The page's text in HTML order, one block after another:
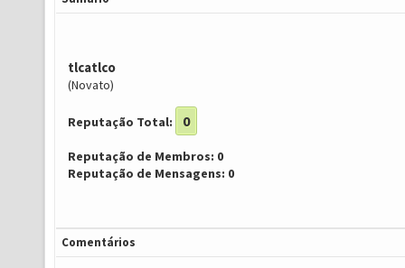
tlcatlco
(Novato)
Reputação Total: 0
Reputação de Membros: 0
Reputação de Mensagens: 0
Comentários